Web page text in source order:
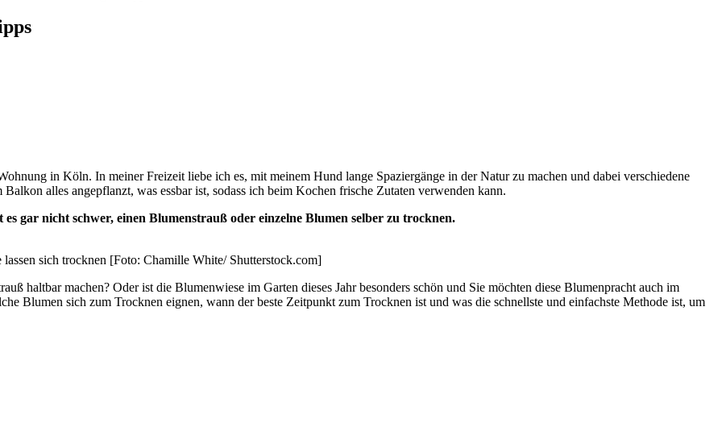
in Köln. In meiner Freizeit liebe ich es, mit meinem Hund lange Spaziergänge in der Natur zu machen und dabei verschiedene
alles angepflanzt, was essbar ist, sodass ich beim Kochen frische Zutaten verwenden kann.
gar nicht schwer, einen Blumenstrauß oder einzelne Blumen selber zu trocknen.
sich trocknen [Foto: Chamille White/ Shutterstock.com]
haltbar machen? Oder ist die Blumenwiese im Garten dieses Jahr besonders schön und Sie möchten diese Blumenpracht auch im
Blumen sich zum Trocknen eignen, wann der beste Zeitpunkt zum Trocknen ist und was die schnellste und einfachste Methode ist, um